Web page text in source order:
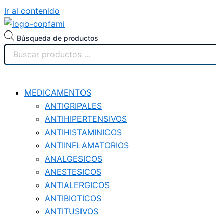
Ir al contenido
Búsqueda de productos
MEDICAMENTOS
ANTIGRIPALES
ANTIHIPERTENSIVOS
ANTIHISTAMINICOS
ANTIINFLAMATORIOS
ANALGESICOS
ANESTESICOS
ANTIALERGICOS
ANTIBIOTICOS
ANTITUSIVOS